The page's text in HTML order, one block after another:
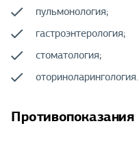
пульмонология;
гастроэнтерология;
стоматология;
оториноларингология.
Противопоказания